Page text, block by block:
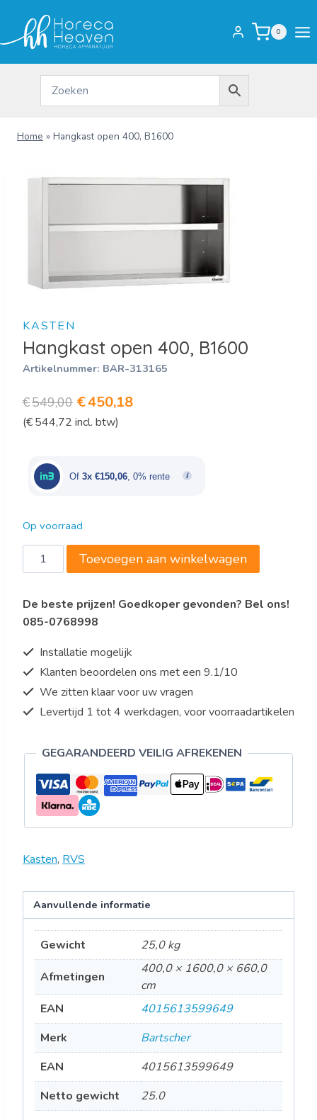
inhoud
0
Home » Hangkast open 400, B1600
KASTEN
Hangkast open 400, B1600
Artikelnummer: BAR-313165
€549,00 Oorspronkelijke
prijs
€549,00.
€450,18Huidige
€450,18.
(€544,72 incl. btw)
Of 3x €150,06 , 0% rente
Op voorraad
Hangkast
open
B1600
aantal
Toevoegen aan winkelwagen
De beste prijzen! Goedkoper gevonden? Bel ons!
085-0768998
Installatie mogelijk
Klanten beoordelen ons met een 9.1/10
We zitten klaar voor uw vragen
Levertijd 1 tot 4 werkdagen, voor voorraadartikelen
GEGARANDEERD VEILIG AFREKENEN
Kasten, RVS
Aanvullende informatie
Gewicht 25,0 kg
Afmetingen
400,0 × 1600,0 × 660,0
cm
EAN
4015613599649
Merk
Bartscher
EAN
4015613599649
Netto gewicht
25.0